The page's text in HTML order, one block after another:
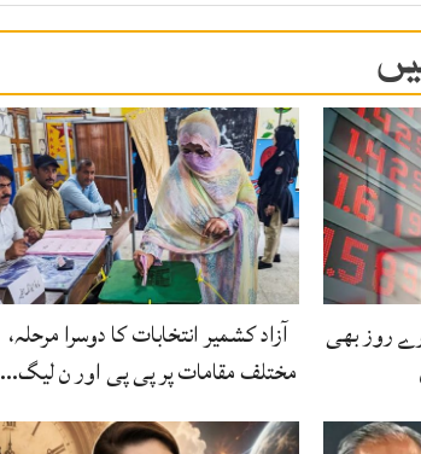
روز بھی
آزاد کشمیر انتخابات کا دوسرا مرحلہ،
مختلف مقامات پر پی پی اور ن لیگ…